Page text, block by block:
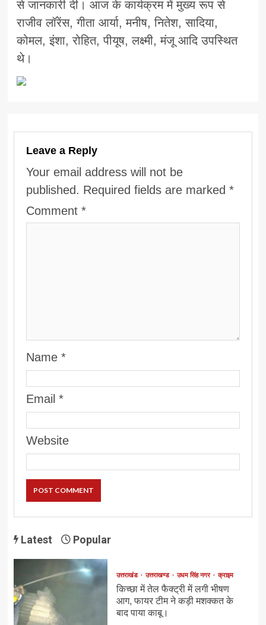
से जानकारी दी। आज के कार्यक्रम में मुख्य रूप से
राजीव लॉरेंस, गीता आर्या, मनीष, नितेश, सादिया,
कोमल, इंशा, रोहित, पीयूष, लक्ष्मी, मंजू आदि उपस्थित
थे।
Leave a Reply
Your email address will not be
published. Required fields are marked*
Comment*
Name*
Email*
Website
Latest Popular
उत्तराखंड उत्तराखण्ड उधम सिंह नगर क्राइम
किच्छा में तेल फैक्ट्री में लगी भीषण
आग, फायर टीम ने कड़ी मशक्कत के
बाद पाया काबू।